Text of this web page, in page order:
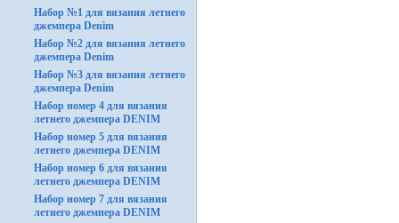
Набор №1 для вязания летнего
джемпера Denim
Набор №2 для вязания летнего
джемпера Denim
Набор №3 для вязания летнего
джемпера Denim
Набор номер 4 для вязания
летнего джемпера DENIM
Набор номер 5 для вязания
летнего джемпера DENIM
Набор номер 6 для вязания
летнего джемпера DENIM
Набор номер 7 для вязания
летнего джемпера DENIM